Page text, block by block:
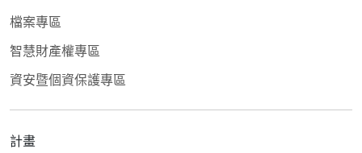
檔案專區
智慧財產權專區
資安暨個資保護專區
計畫